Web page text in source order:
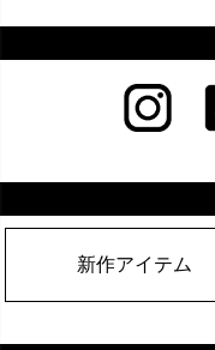
新作アイテム